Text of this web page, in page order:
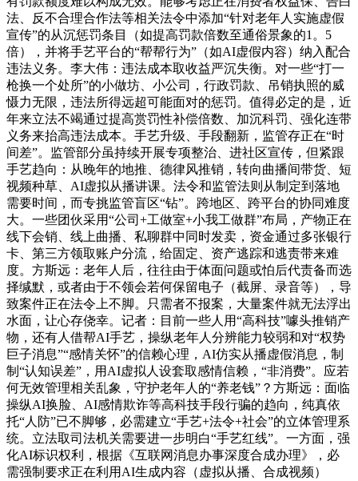
法、反不合理合作法等相关法令中添加“针对老年人实施虚假
宣传”的从沉惩罚条目（如提高罚款倍数至通俗景象的1。5
倍），并将手艺平台的“帮帮行为”（如AI虚假内容）纳入配合
违法义务。李大伟：违法成本取收益严沉失衡。对一些“打一
枪换一个处所”的小做坊、小公司，行政罚款、吊销执照的威
慑力无限，违法所得远超可能面对的惩罚。值得必定的是，近
年来立法不竭通过提高赏罚性补偿倍数、加沉科罚、强化连带
义务来抬高违法成本。手艺升级、手段翻新，监管存正在“时
间差”。监管部分虽持续开展专项整治、进社区宣传，但紧跟
手艺趋向：从晚年的地推、德律风推销，转向曲播间带货、短
视频种草、AI虚拟从播讲课。法令和监管法则从制定到落地
需要时间，而专挑监管盲区“钻”。跨地区、跨平台的协同难度
大。一些团伙采用“公司+工做室+小我工做群”布局，产物正在
线下会销、线上曲播、私聊群中同时发卖，资金通过多张银行
卡、第三方领取账户分流，给固定、资产逃踪和逃责带来难
度。方斯远：老年人后，往往由于体面问题或怕后代责备而选
择缄默，或者由于不领会若何保留电子（截屏、录音等），导
致案件正在法令上不脚。只需者不报案，大量案件就无法浮出
水面，让心存侥幸。记者：目前一些人用“高科技”噱头推销产
物，还有人借帮AI手艺，操纵老年人分辨能力较弱和对“权势
巨子消息”“感情关怀”的信赖心理，AI仿实从播虚假消息，制
制“认知误差”，用AI虚拟人设套取感情信赖，“非消费”。应若
何无效管理相关乱象，守护老年人的“养老钱”？方斯远：面临
操纵AI换脸、AI感情欺诈等高科技手段行骗的趋向，纯真依
托“人防”已不脚够，必需建立“手艺+法令+社会”的立体管理系
统。立法取司法机关需要进一步明白“手艺红线”。一方面，强
化AI标识权利，根据《互联网消息办事深度合成办理》，必
需强制要求正在利用AI生成内容（虚拟从播、合成视频）